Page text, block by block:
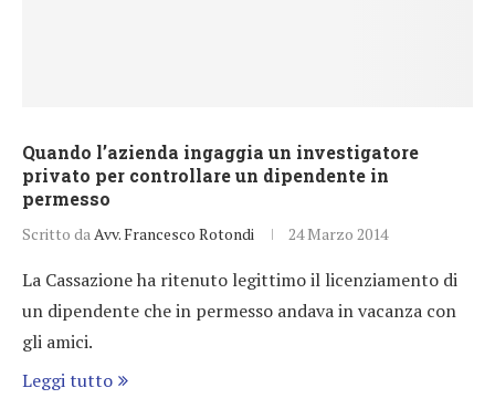
Quando l’azienda ingaggia un investigatore
privato per controllare un dipendente in
permesso
Scritto da Avv. Francesco Rotondi 24 Marzo 2014
La Cassazione ha ritenuto legittimo il licenziamento di
un dipendente che in permesso andava in vacanza con
gli amici.
Leggi tutto